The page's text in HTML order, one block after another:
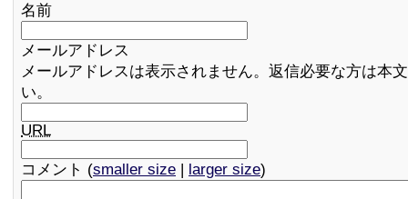
名前
メールアドレス
メールアドレスは表示されません。返信必要な方は本
い。
URL
コメント (smaller size | larger size)